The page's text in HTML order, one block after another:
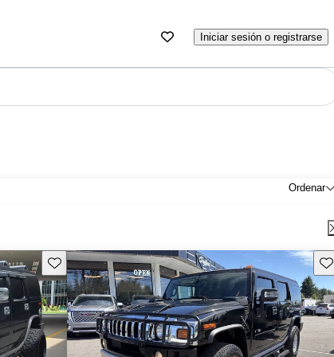
Iniciar sesión o registrarse
Ordenar
Guarda este Aviso